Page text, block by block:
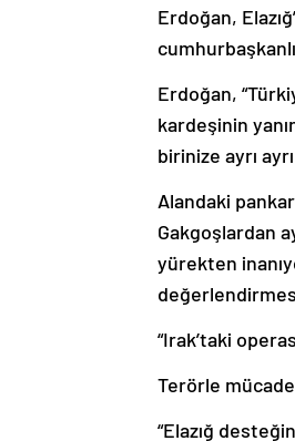
Erdoğan,
Erdoğan,
kardeşinin
birinize ayrı
Alandaki
Gakgoşlardan
yürekten
“Irak’taki
Terörle
“Elazığ